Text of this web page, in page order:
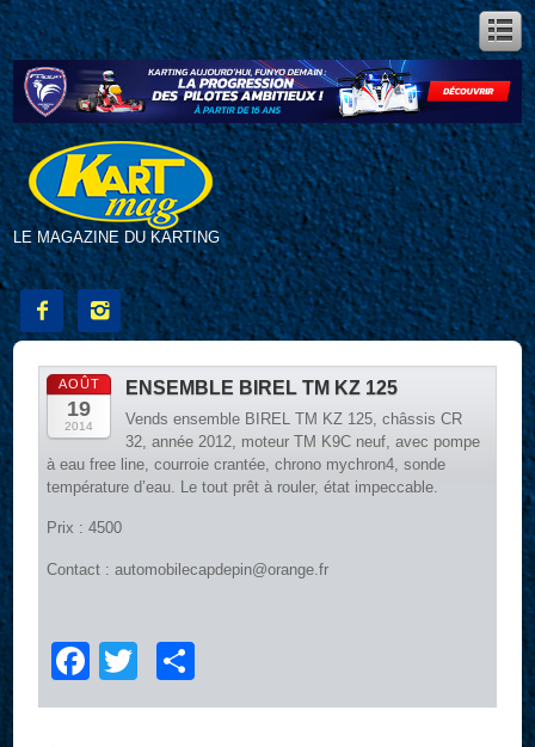
LE MAGAZINE DU KARTING
 
AOÛT
19
2014
ENSEMBLE BIREL TM KZ 125
Vends ensemble BIREL TM KZ 125, châssis CR
32, année 2012, moteur TM K9C neuf, avec pompe
à eau free line, courroie crantée, chrono mychron4, sonde
température d’eau. Le tout prêt à rouler, état impeccable.
Prix : 4500
Contact : automobilecapdepin@orange.fr
Facebook
Twitter